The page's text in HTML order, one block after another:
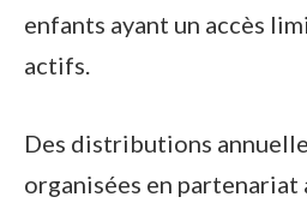
enfants ayant un accès
actifs.
Des distributions
organisées en partenariat